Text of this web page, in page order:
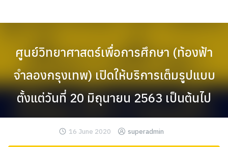
to
ศูนย์วิทยาศาสตร์เพื่อการศึกษา (ท้องฟ้า
จำลองกรุงเทพ) เปิดให้บริการเต็มรูปแบบ
ตั้งแต่วันที่ 20 มิถุนายน 2563 เป็นต้นไป
16 June 2020 superadmin